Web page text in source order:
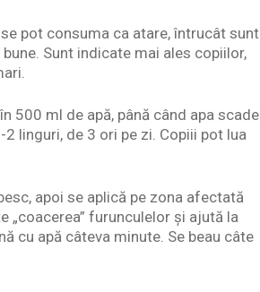
pot consuma ca atare, întrucât sunt
Sunt indicate mai ales copiilor,
500 ml de apă, până când apa scade
linguri, de 3 ori pe zi. Copiii pot lua
apoi se aplică pe zona afectată
„coacerea” furunculelor și ajută la
cu apă câteva minute. Se beau câte